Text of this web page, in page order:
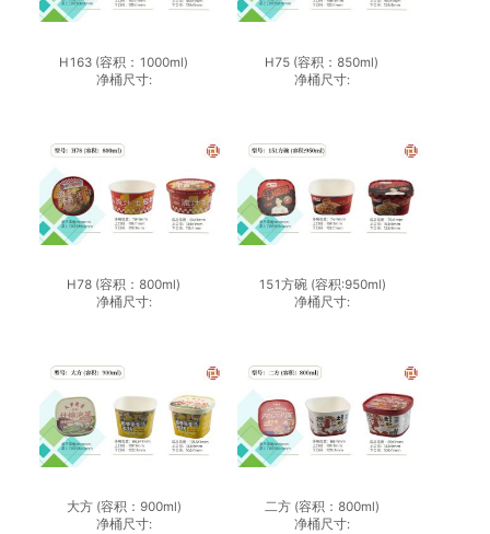
H163 (容积：1000ml)
净桶尺寸:
H75 (容积：850ml)
净桶尺寸:
H78 (容积：800ml)
净桶尺寸:
151方碗 (容积:950ml)
净桶尺寸:
大方 (容积：900ml)
净桶尺寸:
二方 (容积：800ml)
净桶尺寸: